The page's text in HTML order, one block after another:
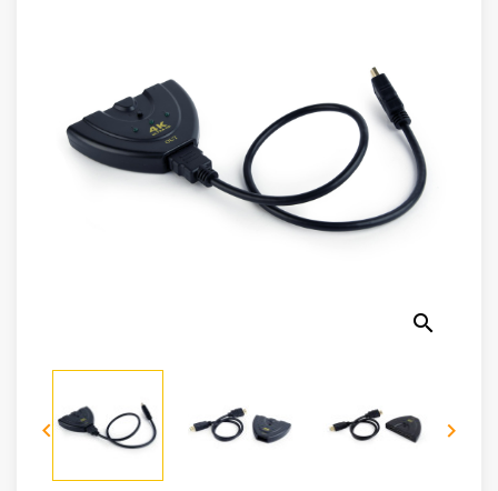
Photos
Sécurité
Mobilités
Loisirs
search
 